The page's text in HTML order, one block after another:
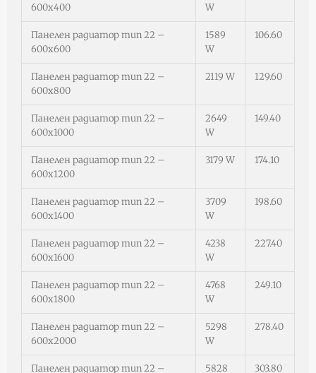
600х400
W
Панелен радиатор тип 22 –
600х600
1589
W
106.60
Панелен радиатор тип 22 –
600х800
2119 W 129.60
Панелен радиатор тип 22 –
600х1000
2649
W
149.40
Панелен радиатор тип 22 –
600х1200
3179 W 174.10
Панелен радиатор тип 22 –
600х1400
3709
W
198.60
Панелен радиатор тип 22 –
600х1600
4238
W
227.40
Панелен радиатор тип 22 –
600х1800
4768
W
249.10
Панелен радиатор тип 22 –
600х2000
5298
W
278.40
Панелен радиатор тип 22 –
5828
303.80